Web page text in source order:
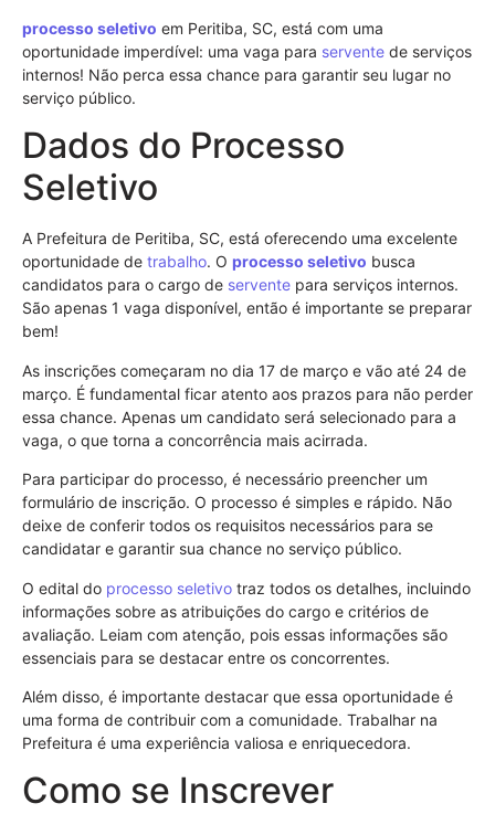
processo seletivo em Peritiba, SC, está com uma
oportunidade imperdível: uma vaga para servente de serviços
internos! Não perca essa chance para garantir seu lugar no
serviço público.
Dados do Processo
Seletivo
A Prefeitura de Peritiba, SC, está oferecendo uma excelente
oportunidade de trabalho. O processo seletivo busca
candidatos para o cargo de servente para serviços internos.
São apenas 1 vaga disponível, então é importante se preparar
bem!
As inscrições começaram no dia 17 de março e vão até 24 de
março. É fundamental ficar atento aos prazos para não perder
essa chance. Apenas um candidato será selecionado para a
vaga, o que torna a concorrência mais acirrada.
Para participar do processo, é necessário preencher um
formulário de inscrição. O processo é simples e rápido. Não
deixe de conferir todos os requisitos necessários para se
candidatar e garantir sua chance no serviço público.
O edital do processo seletivo traz todos os detalhes, incluindo
informações sobre as atribuições do cargo e critérios de
avaliação. Leiam com atenção, pois essas informações são
essenciais para se destacar entre os concorrentes.
Além disso, é importante destacar que essa oportunidade é
uma forma de contribuir com a comunidade. Trabalhar na
Prefeitura é uma experiência valiosa e enriquecedora.
Como se Inscrever